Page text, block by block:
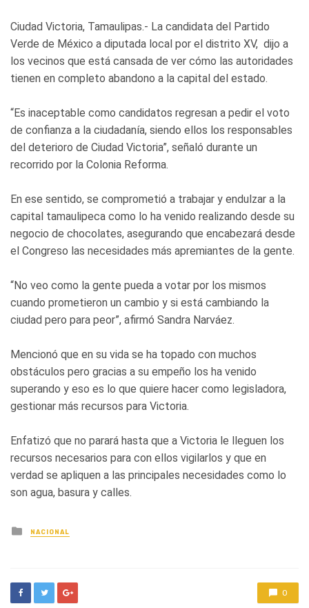
Ciudad Victoria, Tamaulipas.- La candidata del Partido
Verde de México a diputada local por el distrito XV, dijo a
los vecinos que está cansada de ver cómo las autoridades
tienen en completo abandono a la capital del estado.
“Es inaceptable como candidatos regresan a pedir el voto
de confianza a la ciudadanía, siendo ellos los responsables
del deterioro de Ciudad Victoria”, señaló durante un
recorrido por la Colonia Reforma.
En ese sentido, se comprometió a trabajar y endulzar a la
capital tamaulipeca como lo ha venido realizando desde su
negocio de chocolates, asegurando que encabezará desde
el Congreso las necesidades más apremiantes de la gente.
“No veo como la gente pueda a votar por los mismos
cuando prometieron un cambio y si está cambiando la
ciudad pero para peor”, afirmó Sandra Narváez.
Mencionó que en su vida se ha topado con muchos
obstáculos pero gracias a su empeño los ha venido
superando y eso es lo que quiere hacer como legisladora,
gestionar más recursos para Victoria.
Enfatizó que no parará hasta que a Victoria le lleguen los
recursos necesarios para con ellos vigilarlos y que en
verdad se apliquen a las principales necesidades como lo
son agua, basura y calles.
Posted
in
NACIONAL
0